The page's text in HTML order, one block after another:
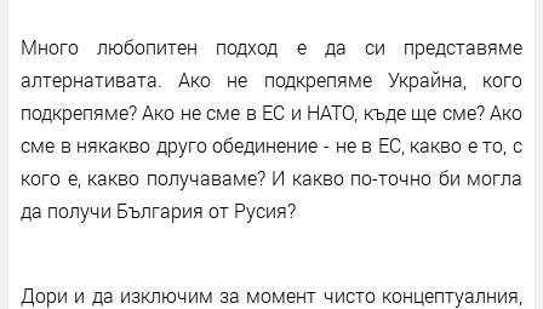
Много любопитен подход е да си представяме
алтернативата. Ако не подкрепяме Украйна, кого
подкрепяме? Ако не сме в ЕС и НАТО, къде ще сме? Ако
сме в някакво друго обединение - не в ЕС, какво е то, с
кого е, какво получаваме? И какво по-точно би могла
да получи България от Русия?
Дори и да изключим за момент чисто концептуалния,